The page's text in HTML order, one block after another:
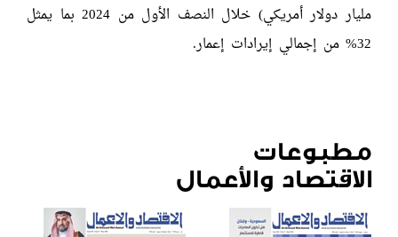
مليار دولار أمريكي) خلال النصف الأول من 2024 بما يمثل
32% من إجمالي إيرادات إعمار.
مطبوعات
الاقتصاد والأعمال